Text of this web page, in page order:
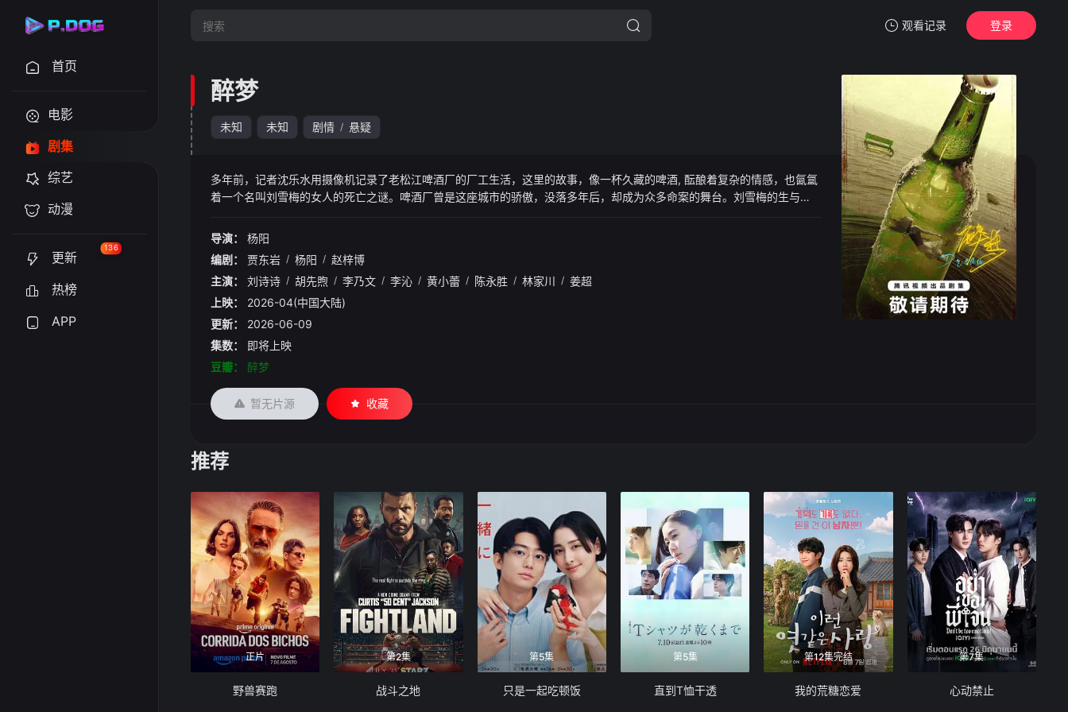
观看记录
暂无观看影片的记录
登录
首页
电影
剧集
综艺
动漫
更新
136
热榜
APP
醉梦
未知 未知 剧情 / 悬疑
多年前，记者沈乐水用摄像机记录了老松江啤酒厂的厂工生活，这里的故事，像一杯久藏的啤酒, 酝酿着复杂的情感，也氤氲
着一个名叫刘雪梅的女人的死亡之谜。啤酒厂曾是这座城市的骄傲，没落多年后，却成为众多命案的舞台。刘雪梅的生与
的角落。一个潜伏多年的幽灵，策划着一场血色的复仇 。他的怒火和绝望，化作连环杀人案的阴影，笼罩着松江。命运的轮
扎。
导演：
杨阳
编剧：
贾东岩 / 杨阳 / 赵梓博
主演：
刘诗诗 / 胡先煦 / 李乃文 / 李沁 / 黄小蕾 / 陈永胜 / 林家川 / 姜超
上映：
2026-04(中国大陆)
更新：
2026-06-09
集数：
即将上映
豆瓣：
醉梦
暂无片源 收藏
推荐
正片
野兽赛跑
第2集
战斗之地
第5集
只是一起吃顿饭
第5集
直到T恤干透
第12集完结
我的荒糖恋爱
第7集
心动禁止